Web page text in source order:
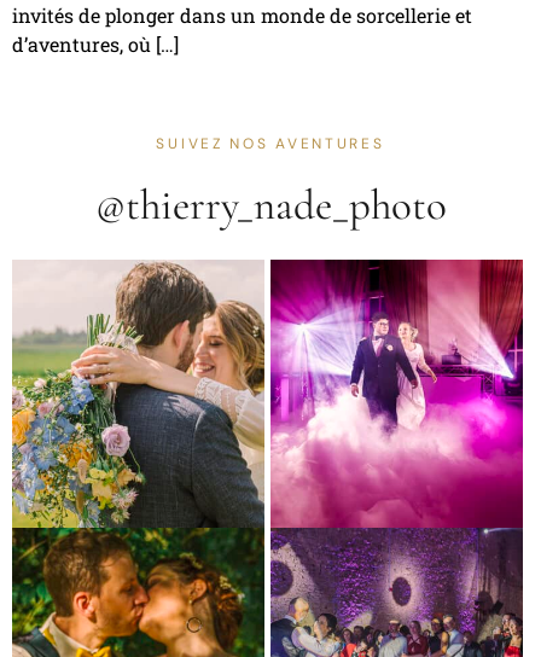
invités de plonger dans un monde de sorcellerie et
d’aventures, où […]
SUIVEZ NOS AVENTURES
@thierry_nade_photo